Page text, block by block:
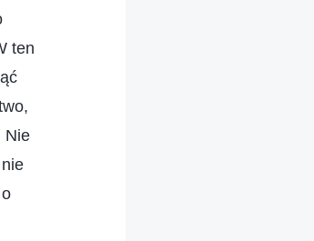
ten
Nie